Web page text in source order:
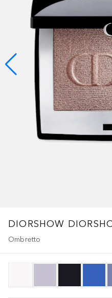
DIORSHOW
Ombretto